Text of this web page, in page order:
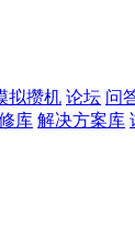
拟攒机 论坛 问
库 解决方案库